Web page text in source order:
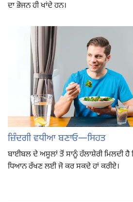
ਦਾ ਭੋਜਨ ਹੀ ਖਾਂਦੇ ਹਨ।
ਜ਼ਿੰਦਗੀ ਵਧੀਆ ਬਣਾਓ—ਸਿਹਤ
ਬਾਈਬਲ ਦੇ ਅਸੂਲਾਂ ਤੋਂ ਸਾਨੂੰ ਹੱਲਾਸ਼ੇਰੀ ਮਿਲਦੀ ਹੈ
ਧਿਆਨ ਰੱਖਣ ਲਈ ਜੋ ਕਰ ਸਕਦੇ ਹਾਂ ਕਰੀਏ।